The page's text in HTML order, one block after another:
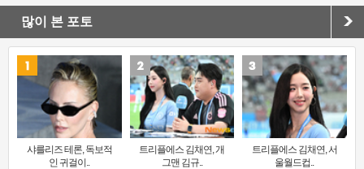
많이 본 포토
샤를리즈 테론, 독보적
인 귀걸이..
트리플에스 김채연, 개
그맨 김규..
트리플에스 김채연, 서
울월드컵..